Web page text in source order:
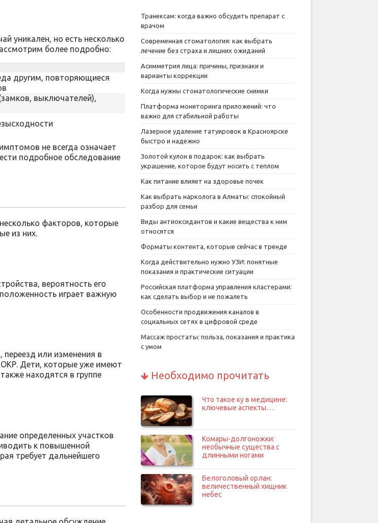
уникален, но есть несколько
более подробно:
другим, повторяющиеся
выключателей),
не всегда означает
подробное обследование
факторов, которые
из них.
вероятность его
играет важную
переезд или изменения в
Дети, которые уже имеют
находятся в группе
определенных участков
к повышенной
требует дальнейшего
Транексам: когда важно обсудить препарат с
врачом
Современная стоматология: как выбрать
лечение без страха и лишних ожиданий
Асимметрия лица: причины, признаки и
варианты коррекции
Когда нужны стоматологические снимки
Платформа мониторинга приложений: что
важно для стабильной работы
Лазерное удаление татуировок в Красноярске
быстро и надежно
Золотой кулон в подарок: как выбрать
украшение, которое будут носить с теплом
Как питание влияет на здоровье почек
Как выбрать нарколога в Алматы: спокойный
разбор для семьи
Виды антиоксидантов и какие вещества к ним
относятся
Форматы контента, которые сейчас в тренде
Когда действительно нужно УЗИ: понятные
показания и практические ситуации
Российская платформа управления кластерами:
как сделать выбор и не пожалеть
Особенности продвижения каналов в
социальных сетях в цифровой среде
Массаж простаты: польза, показания и практика
с умом
Необходимо прочитать
Что такое ку в медицине:
ключевые аспекты…
Комары-долгоножки:
необычные существа с
длинными ногами
Белоголовый орлан:
величественный хищник
небес